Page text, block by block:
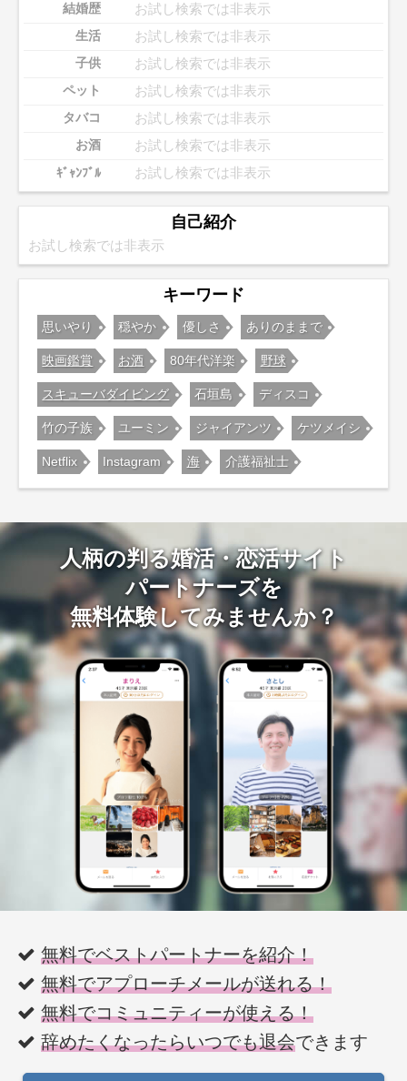
結婚歴 お試し検索では非表示
生活 お試し検索では非表示
子供 お試し検索では非表示
ペット お試し検索では非表示
タバコ お試し検索では非表示
お酒 お試し検索では非表示
ｷﾞｬﾝﾌﾞﾙ お試し検索では非表示
自己紹介
お試し検索では非表示
キーワード
思いやり 穏やか 優しさ ありのままで
映画鑑賞 お酒 80年代洋楽 野球
スキューバダイビング 石垣島 ディスコ
竹の子族 ユーミン ジャイアンツ ケツメイシ
Netflix Instagram 海 介護福祉士
人柄の判る婚活・恋活サイト
パートナーズを
無料体験してみませんか？
無料でベストパートナーを紹介！
無料でアプローチメールが送れる！
無料でコミュニティーが使える！
辞めたくなったらいつでも退会できます